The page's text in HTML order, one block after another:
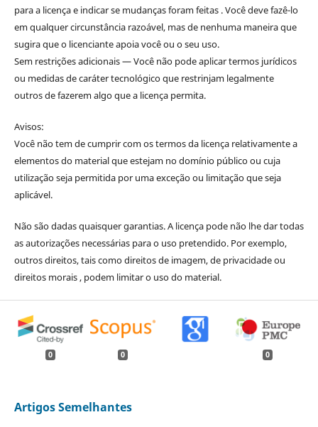
para a licença e indicar se mudanças foram feitas . Você deve fazê-lo
em qualquer circunstância razoável, mas de nenhuma maneira que
sugira que o licenciante apoia você ou o seu uso.
Sem restrições adicionais — Você não pode aplicar termos jurídicos
ou medidas de caráter tecnológico que restrinjam legalmente
outros de fazerem algo que a licença permita.
Avisos:
Você não tem de cumprir com os termos da licença relativamente a
elementos do material que estejam no domínio público ou cuja
utilização seja permitida por uma exceção ou limitação que seja
aplicável.
Não são dadas quaisquer garantias. A licença pode não lhe dar todas
as autorizações necessárias para o uso pretendido. Por exemplo,
outros direitos, tais como direitos de imagem, de privacidade ou
direitos morais , podem limitar o uso do material.
0 0 0
Artigos Semelhantes